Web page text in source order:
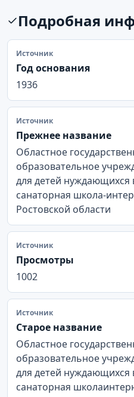
Подробная
Источник
Год основания
1936
Источник
Прежнее название
Областное
образовательное
для детей нуждающихся
санаторная школа-
Ростовской области
Источник
Просмотры
1002
Источник
Старое название
Областное
образовательное
для детей нуждающихся
санаторная